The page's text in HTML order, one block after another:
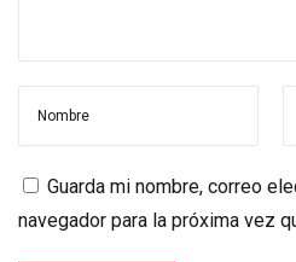
Guarda mi nombre, correo
navegador para la próxima vez